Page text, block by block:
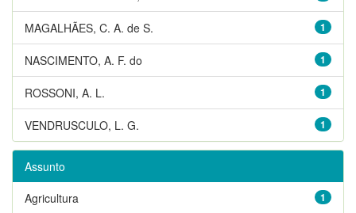
1
MAGALHÃES, C. A. de S.
1
NASCIMENTO, A. F. do
1
ROSSONI, A. L.
1
VENDRUSCULO, L. G.
Assunto
1
Agricultura